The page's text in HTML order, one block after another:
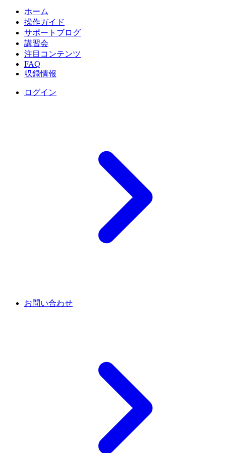
ホーム
操作ガイド
サポートブログ
講習会
注目コンテンツ
FAQ
収録情報
ログイン
お問い合わせ